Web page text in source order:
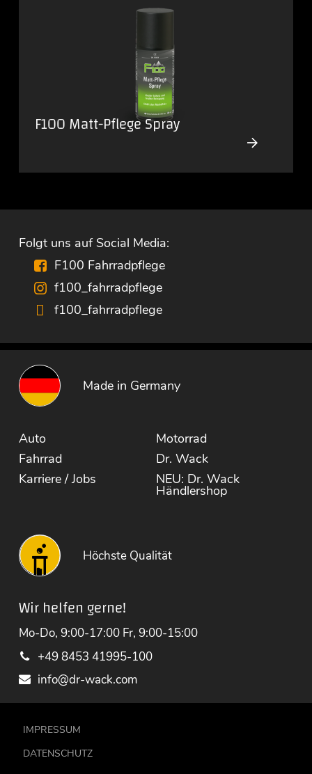
F100 Matt-Pflege Spray
Folgt uns auf Social Media:
F100 Fahrradpflege
f100_fahrradpflege
f100_fahrradpflege
Made in Germany
Auto
Motorrad
Fahrrad
Dr. Wack
Karriere / Jobs
NEU: Dr. Wack
Händlershop
Höchste Qualität
Wir helfen gerne!
Mo-Do, 9:00-17:00 Fr, 9:00-15:00
+49 8453 41995-100
info@dr-wack.com
IMPRESSUM
DATENSCHUTZ